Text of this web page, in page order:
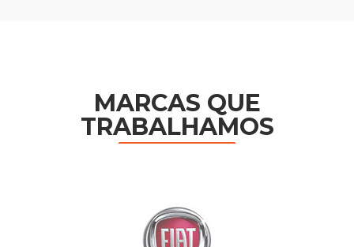
MARCAS QUE
TRABALHAMOS